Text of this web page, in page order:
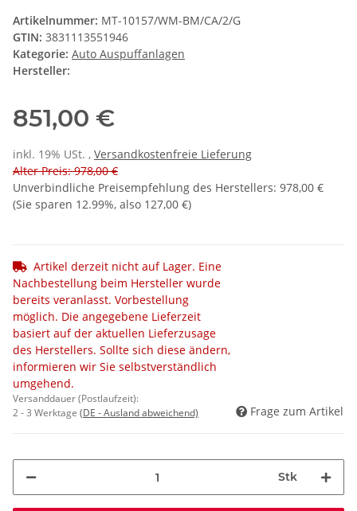
Artikelnummer: MT-10157/WM-BM/CA/2/G
GTIN: 3831113551946
Kategorie: Auto Auspuffanlagen
Hersteller:
851,00 €
inkl. 19% USt. , Versandkostenfreie Lieferung
Alter Preis: 978,00 €
Unverbindliche Preisempfehlung des Herstellers: 978,00 €
(Sie sparen 12.99%, also 127,00 €)
Artikel derzeit nicht auf Lager. Eine
Nachbestellung beim Hersteller wurde
bereits veranlasst. Vorbestellung
möglich. Die angegebene Lieferzeit
basiert auf der aktuellen Lieferzusage
des Herstellers. Sollte sich diese ändern,
informieren wir Sie selbstverständlich
umgehend.
Versanddauer (Postlaufzeit):
2 - 3 Werktage (DE - Ausland abweichend) Frage zum Artikel
Stk